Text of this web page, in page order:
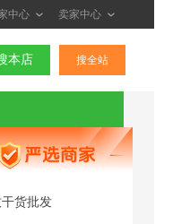
中心 卖家中心
本店 搜全站
货批发